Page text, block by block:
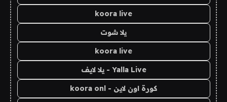
koora live
يلا شوت
koora live
Yalla Live - يلا لايف
كورة اون لاين - koora onl